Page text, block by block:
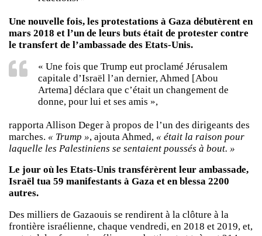
Une nouvelle fois, les protestations à Gaza débutèrent en
mars 2018 et l’un de leurs buts était de protester contre
le transfert de l’ambassade des Etats-Unis.
« Une fois que Trump eut proclamé Jérusalem
capitale d’Israël l’an dernier, Ahmed [Abou
Artema] déclara que c’était un changement de
donne, pour lui et ses amis »,
rapporta Allison Deger à propos de l’un des dirigeants des
marches. « Trump », ajouta Ahmed, « était la raison pour
laquelle les Palestiniens se sentaient poussés à bout. »
Le jour où les Etats-Unis transférèrent leur ambassade,
Israël tua 59 manifestants à Gaza et en blessa 2200
autres.
Des milliers de Gazaouis se rendirent à la clôture à la
frontière israélienne, chaque vendredi, en 2018 et 2019, et,